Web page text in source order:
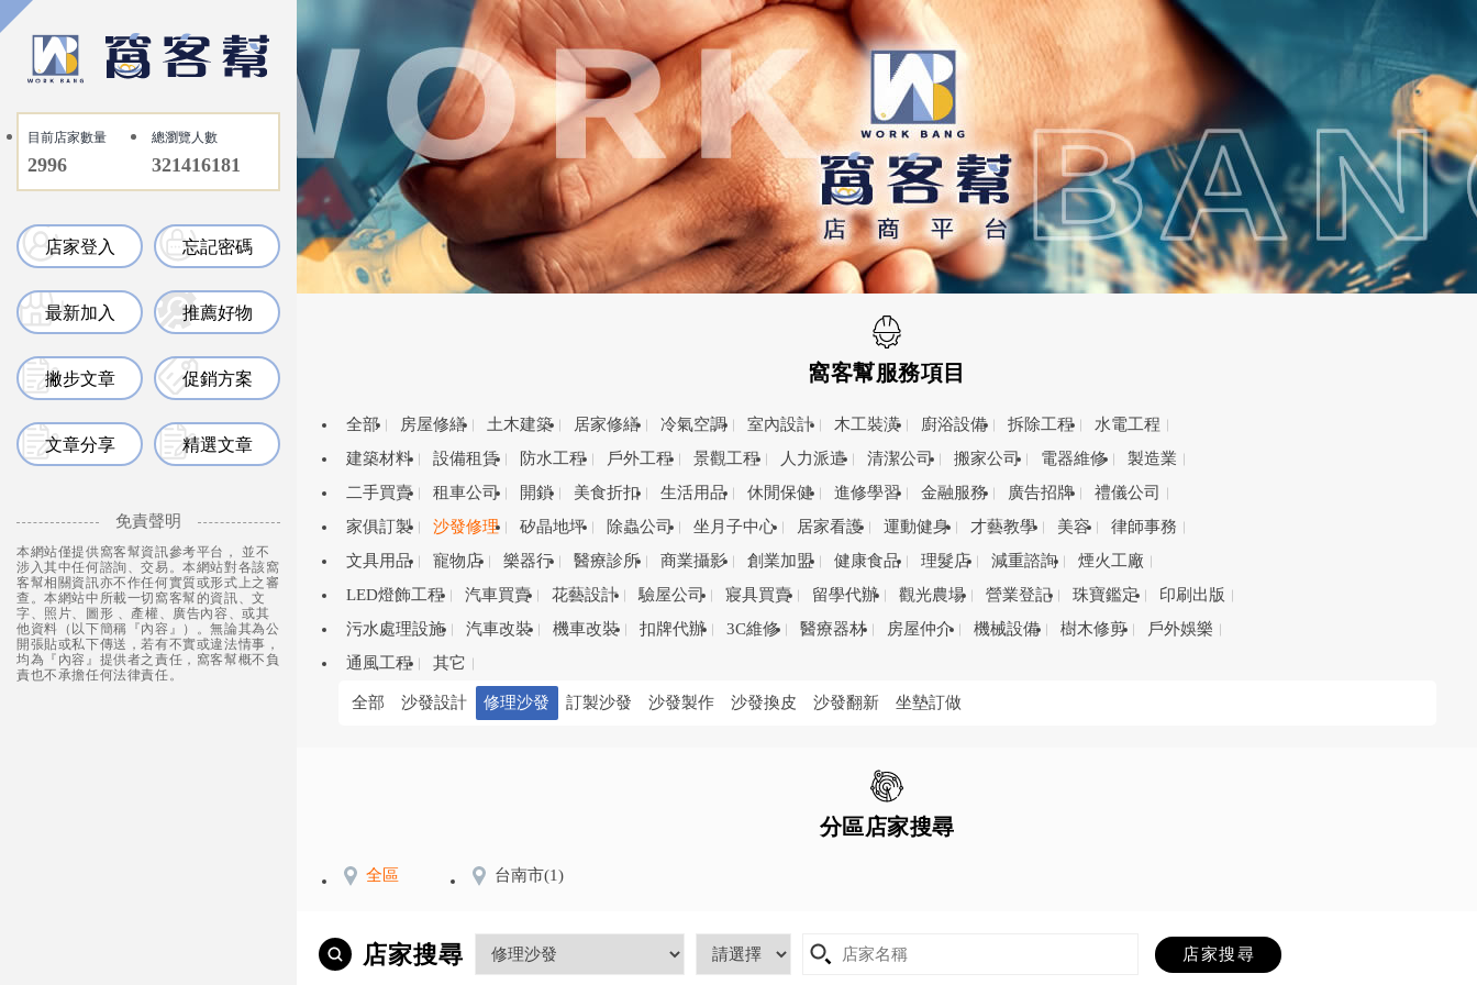
目前店家數量
2996
總瀏覽人數
321416181
店家登入 忘記密碼
最新加入 推薦好物
撇步文章 促銷方案
文章分享 精選文章
免責聲明
本網站僅提供窩客幫資訊參考平台， 並不
涉入其中任何諮詢、交易。本網站對各該窩
客幫相關資訊亦不作任何實質或形式上之審
查。本網站中所載一切窩客幫的資訊、文
字、照片、圖形 、產權、廣告內容、或其
他資料（以下簡稱『內容』）。無論其為公
開張貼或私下傳送，若有不實或違法情事，
均為『內容』提供者之責任，窩客幫概不負
責也不承擔任何法律責任。
窩客幫服務項目
全部 房屋修繕 土木建築 居家修繕 冷氣空調 室內設計 木工裝潢 廚浴設備 拆除工程
水電工程
建築材料
設備租賃 防水工程 戶外工程 景觀工程 人力派遣 清潔公司 搬家公司 電器維修
製造業
二手買賣
租車公司 開鎖 美食折扣 生活用品 休閒保健 進修學習 金融服務 廣告招牌
禮儀公司
家俱訂製
沙發修理 矽晶地坪 除蟲公司 坐月子中心 居家看護 運動健身 才藝教學 美容
律師事務
文具用品
寵物店 樂器行 醫療診所 商業攝影 創業加盟 健康食品 理髮店 減重諮詢
煙火工廠
LED燈飾工程
汽車買賣 花藝設計 驗屋公司 寢具買賣 留學代辦 觀光農場 營業登記 珠寶鑑定
印刷出版
污水處理設施
汽車改裝 機車改裝 扣牌代辦 3C維修 醫療器材 房屋仲介 機械設備 樹木修剪
戶外娛樂
通風工程
其它
全部 沙發設計 修理沙發 訂製沙發 沙發製作 沙發換皮 沙發翻新 坐墊訂做
分區店家搜尋
全區 台南市(1)
店家搜尋